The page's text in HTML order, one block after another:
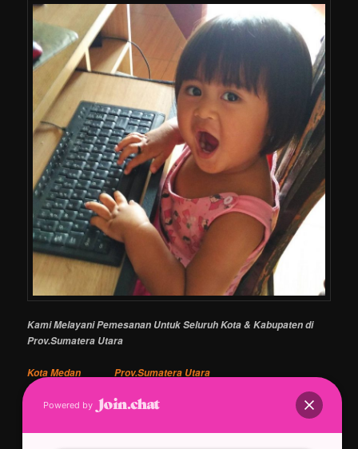
Kami Melayani Pemesanan Untuk Seluruh Kota & Kabupaten di
Prov.Sumatera Utara
Kota Medan Prov.Sumatera Utara
Kota Binjai Prov.Sumatera Utara
Kota Tanjung Balai Prov.Sumatera Utara
Powered by